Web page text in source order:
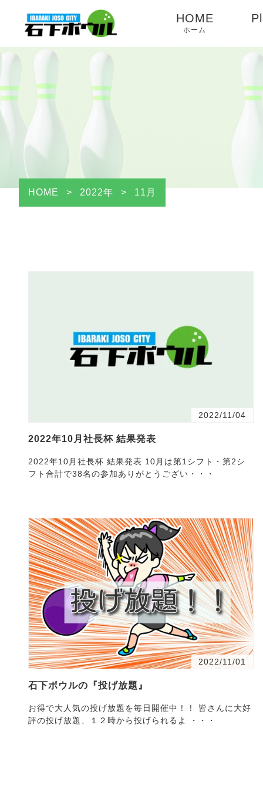
HOME
ホーム
HOME > 2022年 > 11月
2022/11/04
2022年10月社長杯 結果発表
2022年10月社長杯 結果発表 10月は第1シフト・第2シ
フト合計で38名の参加ありがとうござい・・・
2022/11/01
石下ボウルの『投げ放題』
お得で大人気の投げ放題を毎日開催中！！ 皆さんに大好
評の投げ放題、１２時から投げられるよ ・・・